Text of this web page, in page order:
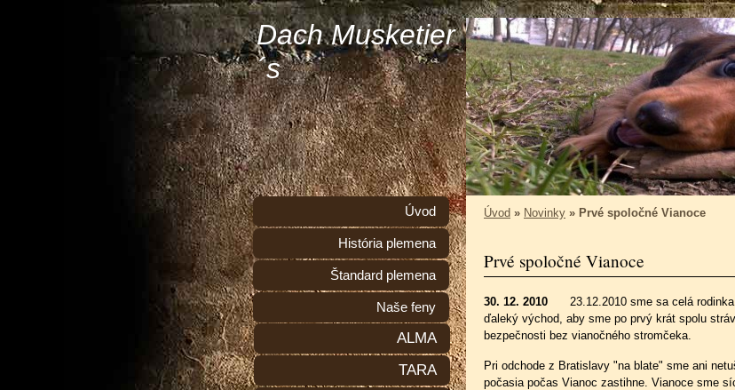
Dach Musketier
´s
Úvod » Novinky » Prvé spoločné Vianoce
Prvé spoločné Vianoce
30. 12. 2010
23.12.2010 sme sa celá
ďaleký východ, aby sme po prvý krát spolu
bezpečnosti bez vianočného stromčeka.
Pri odchode z Bratislavy "na blate" sme ani
počasia počas Vianoc zastihne. Vianoce sme
Úvod
História plemena
Štandard plemena
Naše feny
ALMA
TARA